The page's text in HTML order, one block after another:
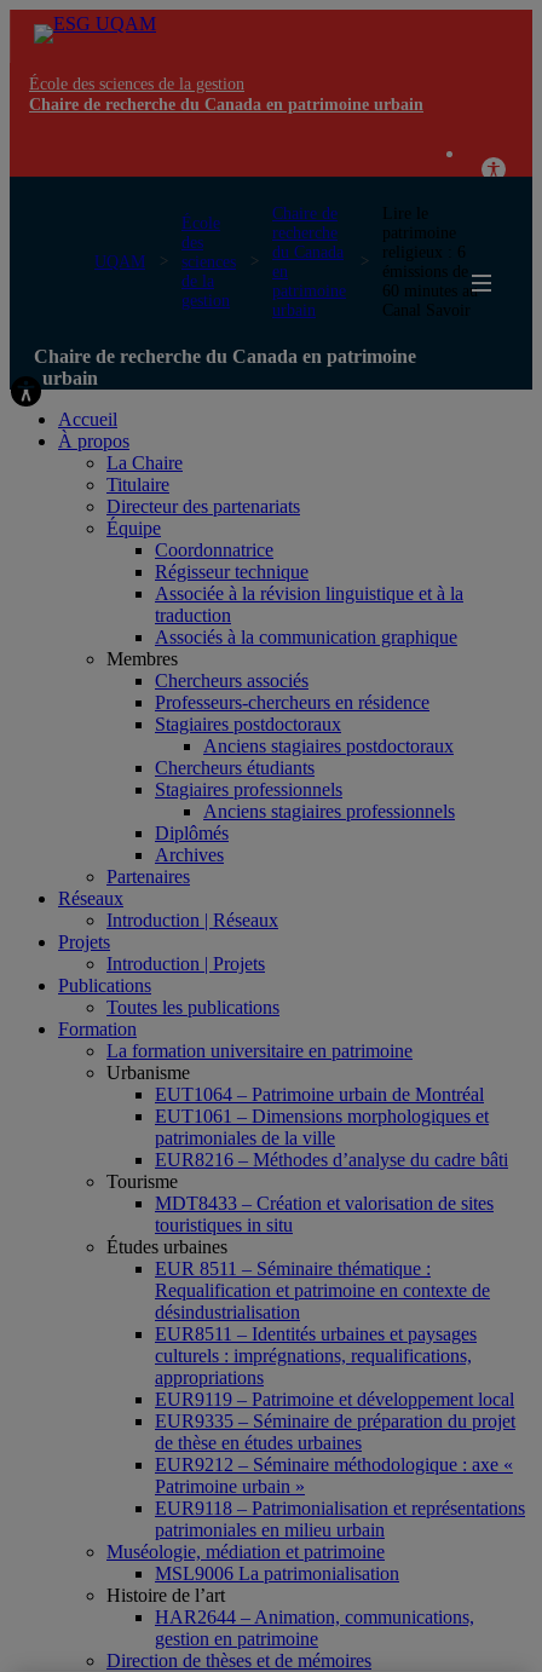
École des sciences de la gestion
Chaire de recherche du Canada en patrimoine urbain
UQAM
École
des
sciences
de la
gestion
Chaire de
recherche
du Canada
en
patrimoine
urbain
Lire le
patrimoine
religieux : 6
émissions de
60 minutes au
Canal Savoir
Chaire de recherche du Canada en patrimoine
urbain
Accueil
À propos
La Chaire
Titulaire
Directeur des partenariats
Équipe
Coordonnatrice
Régisseur technique
Associée à la révision linguistique et à la
traduction
Associés à la communication graphique
Membres
Chercheurs associés
Professeurs-chercheurs en résidence
Stagiaires postdoctoraux
Anciens stagiaires postdoctoraux
Chercheurs étudiants
Stagiaires professionnels
Anciens stagiaires professionnels
Diplômés
Archives
Partenaires
Réseaux
Introduction | Réseaux
Projets
Introduction | Projets
Publications
Toutes les publications
Formation
La formation universitaire en patrimoine
Urbanisme
EUT1064 – Patrimoine urbain de Montréal
EUT1061 – Dimensions morphologiques et
patrimoniales de la ville
EUR8216 – Méthodes d’analyse du cadre bâti
Tourisme
MDT8433 – Création et valorisation de sites
touristiques in situ
Études urbaines
EUR 8511 – Séminaire thématique :
Requalification et patrimoine en contexte de
désindustrialisation
EUR8511 – Identités urbaines et paysages
culturels : imprégnations, requalifications,
appropriations
EUR9119 – Patrimoine et développement local
EUR9335 – Séminaire de préparation du projet
de thèse en études urbaines
EUR9212 – Séminaire méthodologique : axe «
Patrimoine urbain »
EUR9118 – Patrimonialisation et représentations
patrimoniales en milieu urbain
Muséologie, médiation et patrimoine
MSL9006 La patrimonialisation
Histoire de l’art
HAR2644 – Animation, communications,
gestion en patrimoine
Direction de thèses et de mémoires